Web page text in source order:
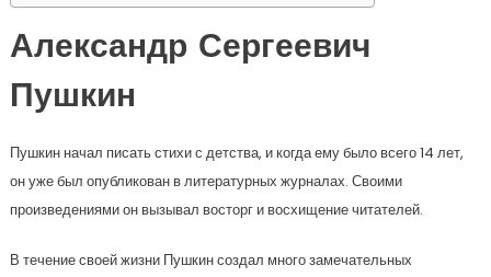
Александр Сергеевич
Пушкин
Пушкин начал писать стихи с детства, и когда ему было всего 14 лет,
он уже был опубликован в литературных журналах. Своими
произведениями он вызывал восторг и восхищение читателей.
В течение своей жизни Пушкин создал много замечательных